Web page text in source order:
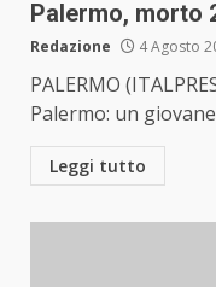
Palermo, morto
Redazione 4 Agosto
PALERMO
Palermo: un
Leggi tutto